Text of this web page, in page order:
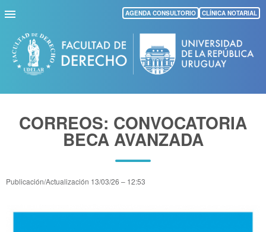
Pasar
al
contenido
principal
AGENDA CONSULTORIO CLÍNICA NOTARIAL
CORREOS: CONVOCATORIA
BECA AVANZADA
Publicación/Actualización 13/03/26 – 12:53